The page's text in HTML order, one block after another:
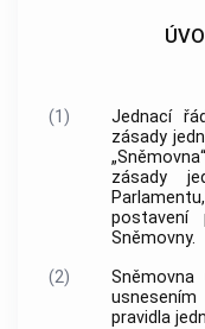
(1)
Jednací
zásady
zásady
postavení
Sněmovny.
(2)
pravidla